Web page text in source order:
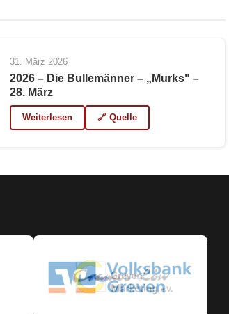
31. März 2026
2026 – Die Bullemänner – „Murks" –
28. März
Weiterlesen 🔗 Quelle